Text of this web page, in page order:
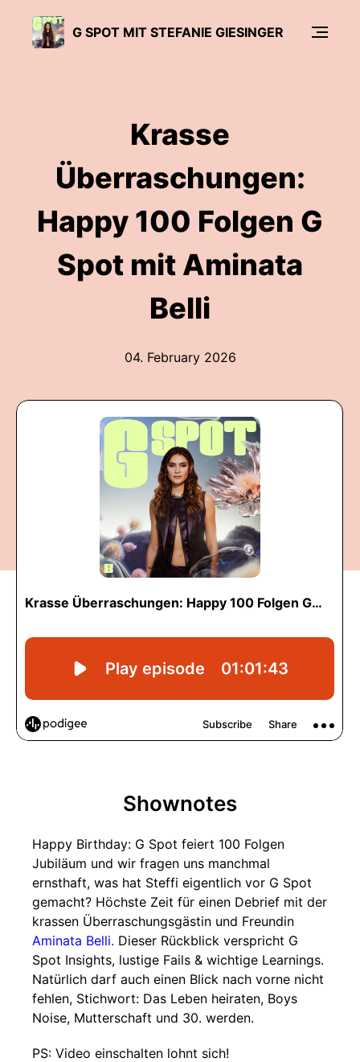
G SPOT MIT STEFANIE GIESINGER
Krasse
Überraschungen:
Happy 100 Folgen G
Spot mit Aminata
Belli
04. February 2026
Shownotes
Happy Birthday: G Spot feiert 100 Folgen
Jubiläum und wir fragen uns manchmal
ernsthaft, was hat Steffi eigentlich vor G Spot
gemacht? Höchste Zeit für einen Debrief mit der
krassen Überraschungsgästin und Freundin
Aminata Belli. Dieser Rückblick verspricht G
Spot Insights, lustige Fails & wichtige Learnings.
Natürlich darf auch einen Blick nach vorne nicht
fehlen, Stichwort: Das Leben heiraten, Boys
Noise, Mutterschaft und 30. werden.
PS: Video einschalten lohnt sich!